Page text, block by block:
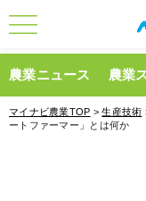
農業ニュース 農業
マイナビ農業TOP >生産技術
ートファーマー」とは何か